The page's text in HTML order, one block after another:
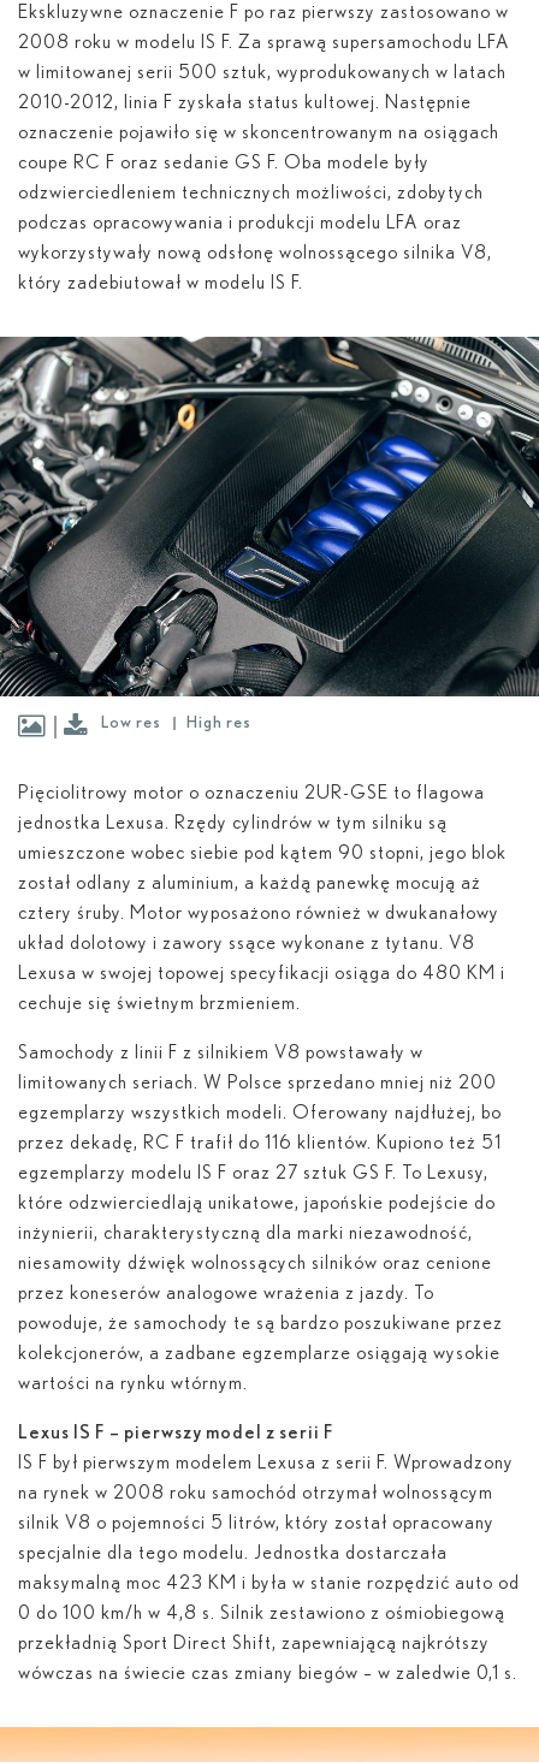
Ekskluzywne oznaczenie F po raz pierwszy zastosowano w
2008 roku w modelu IS F. Za sprawą supersamochodu LFA
w limitowanej serii 500 sztuk, wyprodukowanych w latach
2010-2012, linia F zyskała status kultowej. Następnie
oznaczenie pojawiło się w skoncentrowanym na osiągach
coupe RC F oraz sedanie GS F. Oba modele były
odzwierciedleniem technicznych możliwości, zdobytych
podczas opracowywania i produkcji modelu LFA oraz
wykorzystywały nową odsłonę wolnossącego silnika V8,
który zadebiutował w modelu IS F.
Low res High res
Pięciolitrowy motor o oznaczeniu 2UR-GSE to flagowa
jednostka Lexusa. Rzędy cylindrów w tym silniku są
umieszczone wobec siebie pod kątem 90 stopni, jego blok
został odlany z aluminium, a każdą panewkę mocują aż
cztery śruby. Motor wyposażono również w dwukanałowy
układ dolotowy i zawory ssące wykonane z tytanu. V8
Lexusa w swojej topowej specyfikacji osiąga do 480 KM i
cechuje się świetnym brzmieniem.
Samochody z linii F z silnikiem V8 powstawały w
limitowanych seriach. W Polsce sprzedano mniej niż 200
egzemplarzy wszystkich modeli. Oferowany najdłużej, bo
przez dekadę, RC F trafił do 116 klientów. Kupiono też 51
egzemplarzy modelu IS F oraz 27 sztuk GS F. To Lexusy,
które odzwierciedlają unikatowe, japońskie podejście do
inżynierii, charakterystyczną dla marki niezawodność,
niesamowity dźwięk wolnossących silników oraz cenione
przez koneserów analogowe wrażenia z jazdy. To
powoduje, że samochody te są bardzo poszukiwane przez
kolekcjonerów, a zadbane egzemplarze osiągają wysokie
wartości na rynku wtórnym.
Lexus IS F – pierwszy model z serii F
IS F był pierwszym modelem Lexusa z serii F. Wprowadzony
na rynek w 2008 roku samochód otrzymał wolnossącym
silnik V8 o pojemności 5 litrów, który został opracowany
specjalnie dla tego modelu. Jednostka dostarczała
maksymalną moc 423 KM i była w stanie rozpędzić auto od
0 do 100 km/h w 4,8 s. Silnik zestawiono z ośmiobiegową
przekładnią Sport Direct Shift, zapewniającą najkrótszy
wówczas na świecie czas zmiany biegów – w zaledwie 0,1 s.